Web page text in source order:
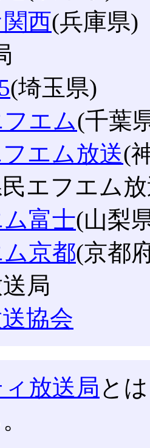
西(兵庫県)
(埼玉県)
エム(千葉
エム放送(
エフエム
富士(山梨
京都(京都
局
協会
放送局 と